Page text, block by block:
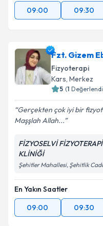
09:00
09:30
Fzt. Gizem
Fizyoterapi
Kars, Merkez
5 (1
Gerçekten çok iyi bir
Maşşlah Allah...
FİZYOSELVİ
KLİNİĞİ
Şehitler Mahallesi, Şehitlik
En Yakın Saatler
09:00
09:30